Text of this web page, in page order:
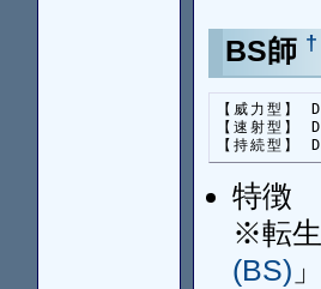
BS師 †
【威力型
【速射型
【持続型
特徴
※転
(BS)